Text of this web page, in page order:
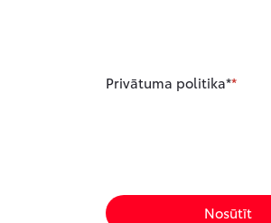
Privātuma politika*
Nosūtīt